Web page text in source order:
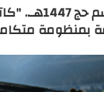
مع نجاح موسم
بمنظومة